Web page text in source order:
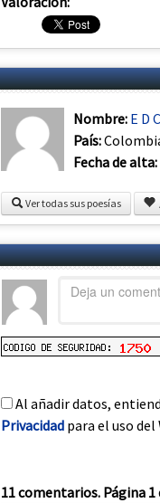
Nombre: E D
País:
Fecha de alta:
Ver todas sus poesías
Al añadir datos,
Privacidad para el uso del
11 comentarios. Página 1